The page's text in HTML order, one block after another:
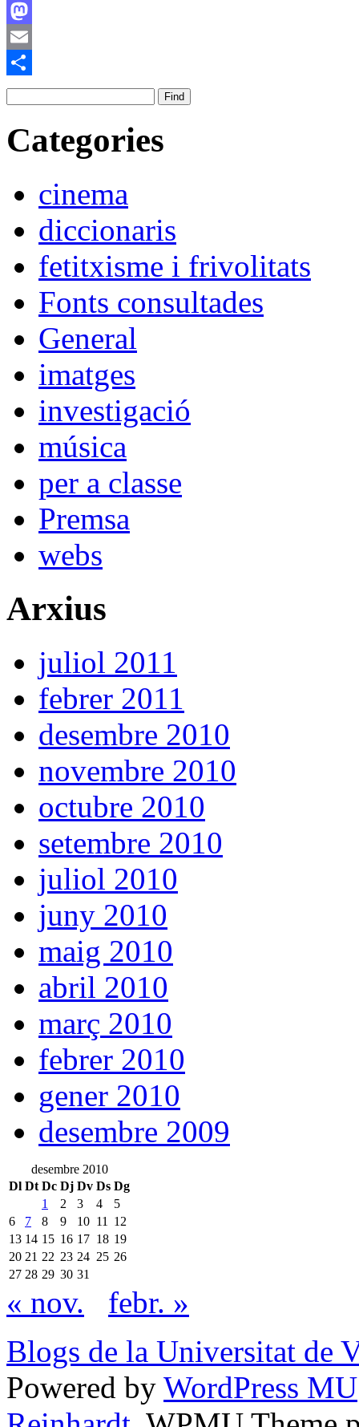
Facebook
Mastodon
Email
Comparteix
Categories
cinema
diccionaris
fetitxisme i frivolitats
Fonts consultades
General
imatges
investigació
música
per a classe
Premsa
webs
Arxius
juliol 2011
febrer 2011
desembre 2010
novembre 2010
octubre 2010
setembre 2010
juliol 2010
juny 2010
maig 2010
abril 2010
març 2010
febrer 2010
gener 2010
desembre 2009
desembre 2010
Dl Dt Dc Dj Dv Ds Dg
1
2 3 4
5
6
7 8 9 10 11
12
13 14 15 16 17 18 19
20 21 22 23 24 25 26
27 28 29 30 31
« nov.
febr. »
Blogs de la Universitat de
Powered by WordPress MU